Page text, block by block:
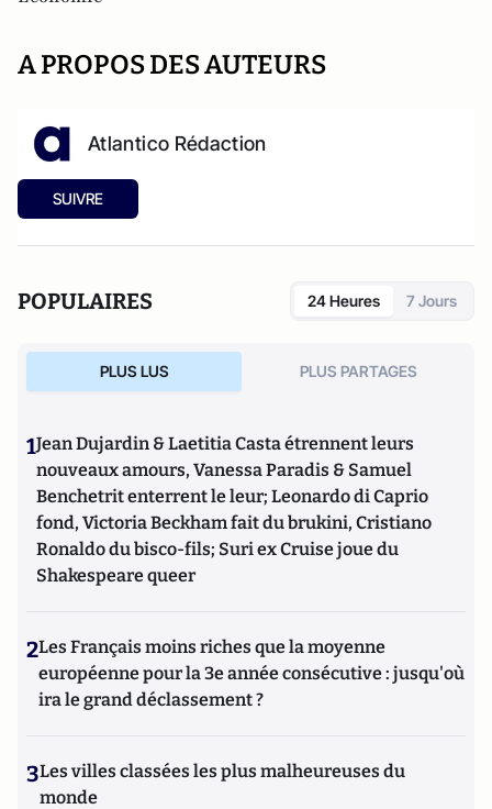
A PROPOS DES AUTEURS
Atlantico Rédaction
SUIVRE
POPULAIRES 24 Heures 7 Jours
PLUS LUS PLUS PARTAGES
1Jean Dujardin & Laetitia Casta étrennent leurs
nouveaux amours, Vanessa Paradis & Samuel
Benchetrit enterrent le leur; Leonardo di Caprio
fond, Victoria Beckham fait du brukini, Cristiano
Ronaldo du bisco-fils; Suri ex Cruise joue du
Shakespeare queer
2Les Français moins riches que la moyenne
européenne pour la 3e année consécutive : jusqu'où
ira le grand déclassement ?
3Les villes classées les plus malheureuses du
monde